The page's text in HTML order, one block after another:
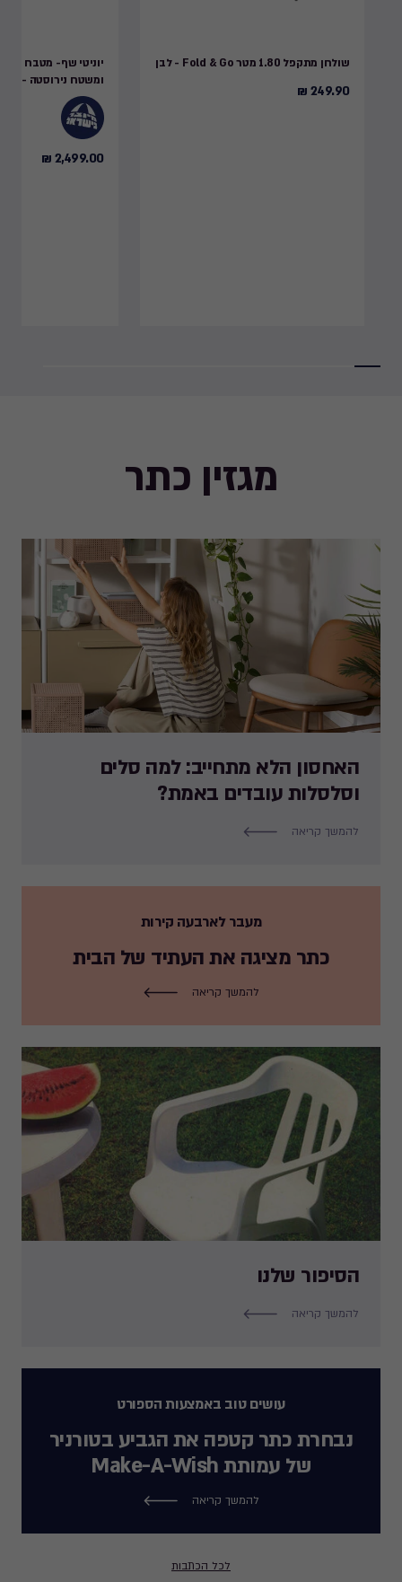
שולחן מתקפל 1.80 מטר Fold & Go - לבן
249.90
249.90 ₪
יוניטי שף- מטבח חוץ
ומשטח נירוסטה -
2,499.00
2,499.00 ₪
מגזין כתר
האחסון הלא מתחייב: למה סלים
וסלסלות עובדים באמת?
להמשך קריאה
מעבר לארבעה קירות
כתר מציגה את העתיד של הבית
להמשך קריאה
הסיפור שלנו
להמשך קריאה
עושים טוב באמצעות הספורט
נבחרת כתר קטפה את הגביע בטורניר
של עמותת Make-A-Wish
להמשך קריאה
לכל הכתבות